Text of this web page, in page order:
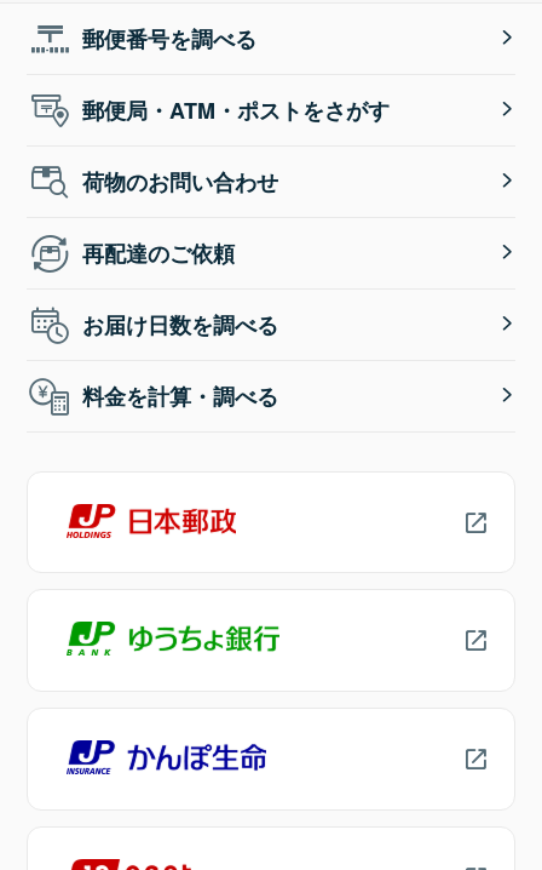
郵便番号を調べる
郵便局・ATM・ポストをさがす
荷物のお問い合わせ
再配達のご依頼
お届け日数を調べる
料金を計算・調べる